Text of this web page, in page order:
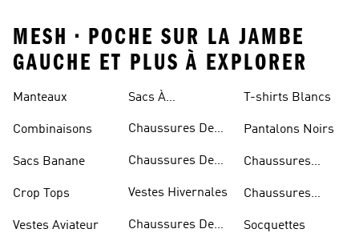
MESH • POCHE SUR LA JAMBE
GAUCHE ET PLUS À EXPLORER
Manteaux
Combinaisons
Sacs Banane
Crop Tops
Vestes Aviateur
Sacs À
Chaussures De
Chaussures De
Vestes Hivernales
Chaussures De
T-shirts Blancs
Pantalons Noirs
Chaussures
Chaussures
Socquettes